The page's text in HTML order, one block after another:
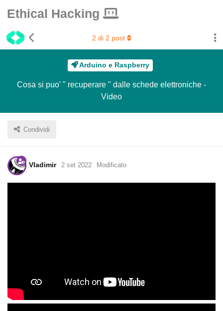
Ethical Hacking
Arduino e Raspberry
Cosa si puo' " recuperare " dalle schede elettroniche -
Video
Condividi
2 di 2 post
Vladimir 2 set 2022 Modificato